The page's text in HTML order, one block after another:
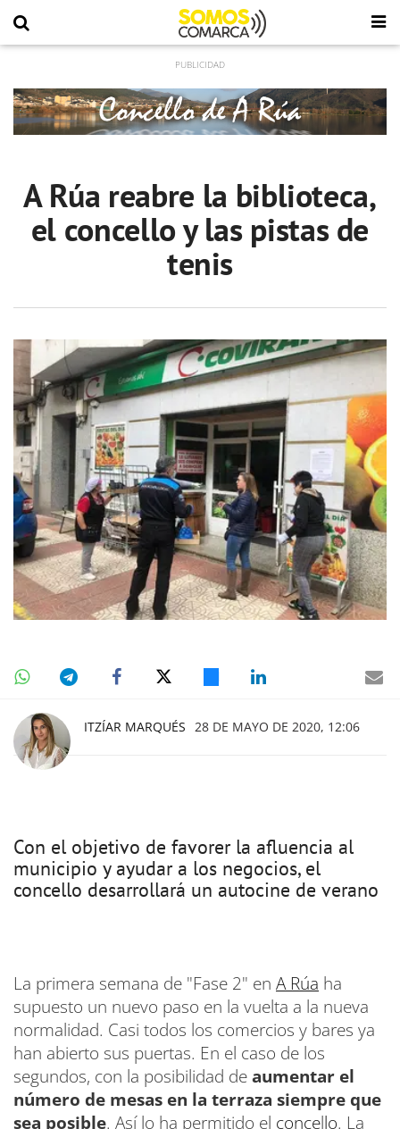
A Rúa reabre la biblioteca,
el concello y las pistas de
tenis
ITZÍAR MARQUÉS 28 DE MAYO DE 2020, 12:06
Con el objetivo de favorer la afluencia al
municipio y ayudar a los negocios, el
concello desarrollará un autocine de verano
La primera semana de "Fase 2" en A Rúa ha
supuesto un nuevo paso en la vuelta a la nueva
normalidad. Casi todos los comercios y bares ya
han abierto sus puertas. En el caso de los
segundos, con la posibilidad deaumentar el
número de mesas en la terraza siempre que
sea posible. Así lo ha permitido el concello. La